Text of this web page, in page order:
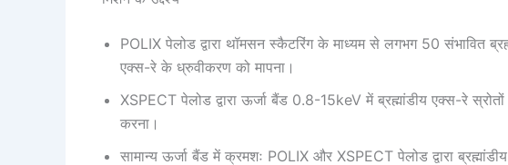
POLIX पेलोड द्वारा थॉमसन स्कैटरिंग के माध्यम से लगभग 50 संभावित
एक्स-रे के ध्रुवीकरण को मापना।
XSPECT पेलोड द्वारा ऊर्जा बैंड 0.8-15keV में ब्रह्मांडीय एक्स-रे
करना।
सामान्य ऊर्जा बैंड में क्रमशः POLIX और XSPECT पेलोड द्वारा